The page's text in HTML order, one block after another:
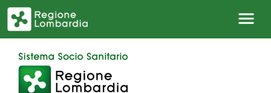
Salta al contenuto principale